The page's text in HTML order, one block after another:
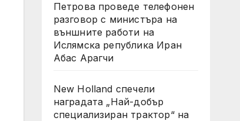
Петрова проведе телефонен
разговор с министъра на
външните работи на
Ислямска република Иран
Абас Арагчи
New Holland спечели
наградата „Най-добър
специализиран трактор“ на